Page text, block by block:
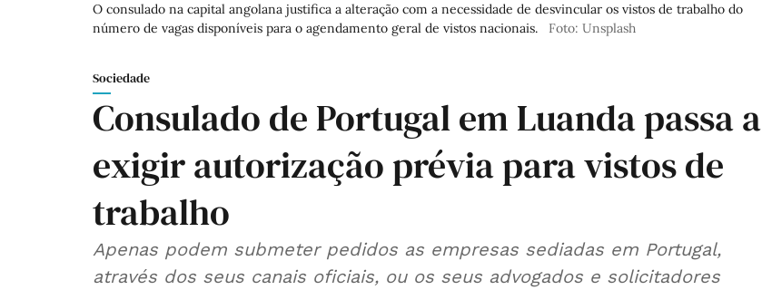
O consulado na capital angolana justifica a alteração com a necessidade de desvincular os vistos de trabalho do
número de vagas disponíveis para o agendamento geral de vistos nacionais.
Foto: Unsplash
Sociedade
Consulado de Portugal em Luanda passa a
exigir autorização prévia para vistos de
trabalho
Apenas podem submeter pedidos as empresas sediadas em Portugal,
através dos seus canais oficiais, ou os seus advogados e solicitadores